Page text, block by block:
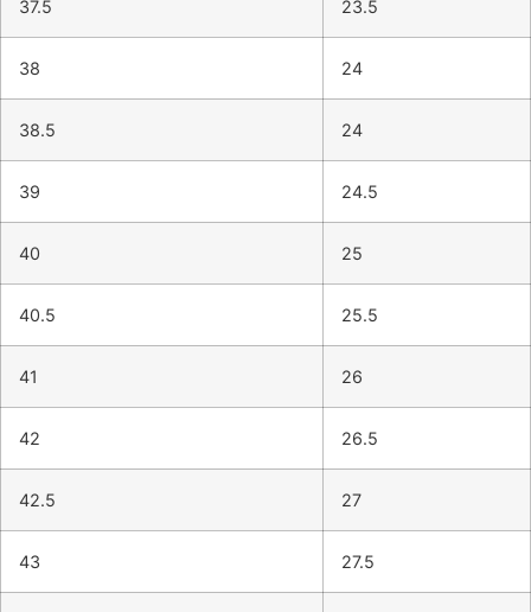
37.5 23.5
38 24
38.5 24
39 24.5
40 25
40.5 25.5
41 26
42 26.5
42.5 27
43 27.5